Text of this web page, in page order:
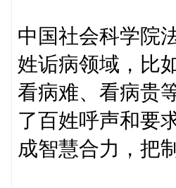
中国社会科学院
姓诟病领域，比
看病难、看病贵
了百姓呼声和要
成智慧合力，把